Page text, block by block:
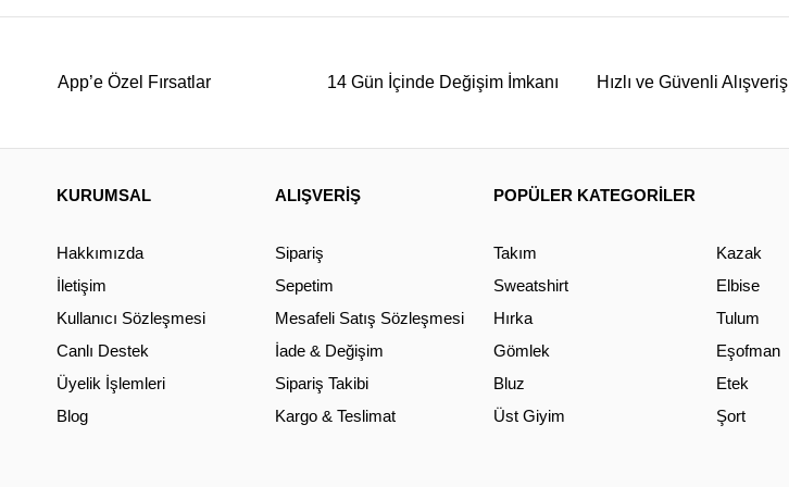
App’e Özel Fırsatlar 14 Gün İçinde Değişim İmkanı Hızlı ve Güvenli Alışveriş
KURUMSAL
Hakkımızda
İletişim
Kullanıcı Sözleşmesi
Canlı Destek
Üyelik İşlemleri
Blog
ALIŞVERİŞ
Sipariş
Sepetim
Mesafeli Satış Sözleşmesi
İade & Değişim
Sipariş Takibi
Kargo & Teslimat
POPÜLER KATEGORİLER
Takım
Sweatshirt
Hırka
Gömlek
Bluz
Üst Giyim
Kazak
Elbise
Tulum
Eşofman
Etek
Şort